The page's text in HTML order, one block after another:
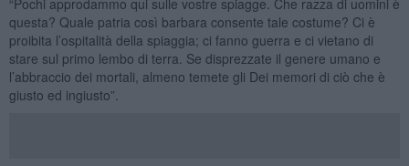
questa? Quale patria così barbara consente tale costume? Ci è
proibita l’ospitalità della spiaggia; ci fanno guerra e ci vietano di
stare sul primo lembo di terra. Se disprezzate il genere umano e
l’abbraccio dei mortali, almeno temete gli Dei memori di ciò che è
giusto ed ingiusto”.